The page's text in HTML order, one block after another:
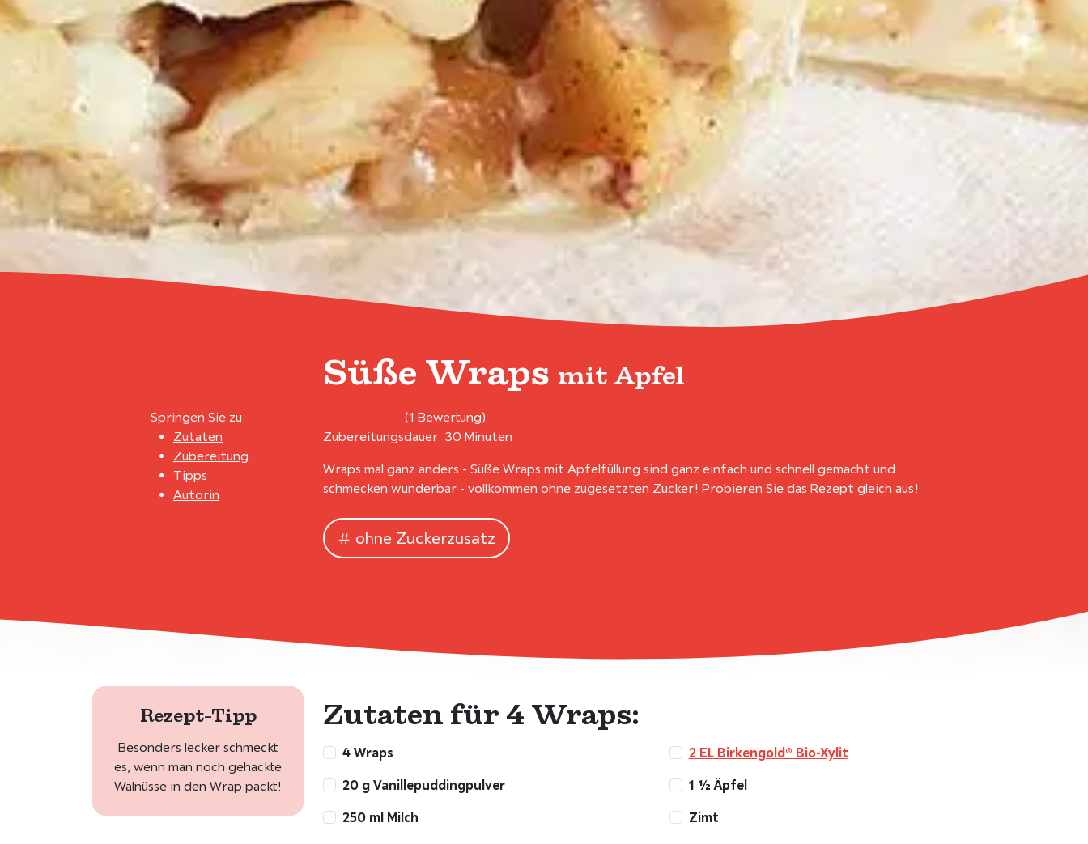
Süße Wraps mit Apfel
Springen Sie zu:
Zutaten
Zubereitung
Tipps
Autorin
(1 Bewertung)
Zubereitungsdauer: 30 Minuten
Wraps mal ganz anders - Süße Wraps mit Apfelfüllung sind ganz einfach und schnell gemacht und
schmecken wunderbar - vollkommen ohne zugesetzten Zucker! Probieren Sie das Rezept gleich aus!
ohne Zuckerzusatz
Zutaten für 4 Wraps:
4 Wraps
20 g Vanillepuddingpulver
250 ml Milch
2 EL Birkengold® Bio-Xylit
1 ½ Äpfel
Zimt
Rezept-Tipp
Besonders lecker schmeckt
es, wenn man noch gehackte
Walnüsse in den Wrap packt!